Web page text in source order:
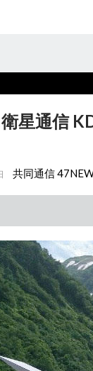
星通信
共同通信